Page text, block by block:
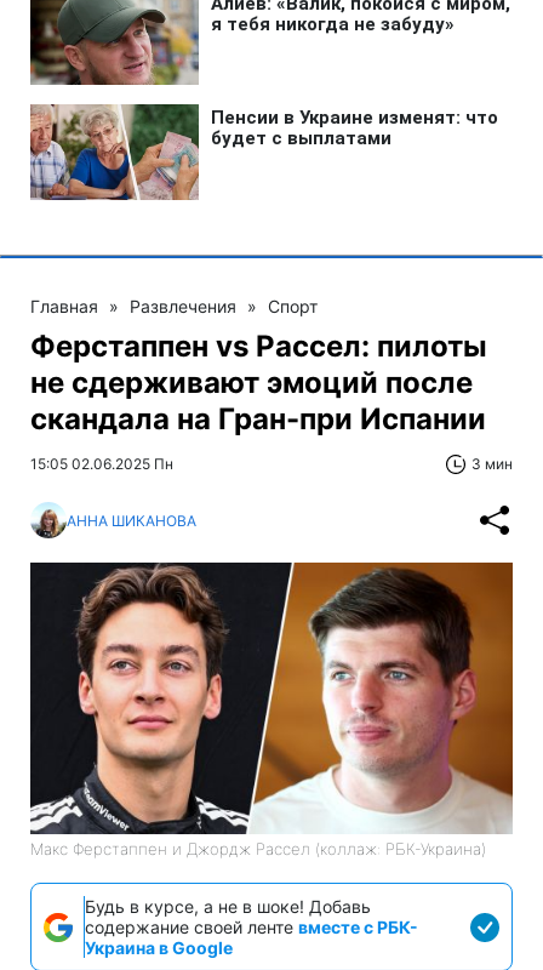
Главная » Развлечения » Спорт
Ферстаппен vs Рассел: пилоты
не сдерживают эмоций после
скандала на Гран-при Испании
15:05 02.06.2025 Пн 3 мин
АННА ШИКАНОВА
Макс Ферстаппен и Джордж Рассел (коллаж: РБК-Украина)
Будь в курсе, а не в шоке! Добавь
содержание своей ленте вместе с РБК-
Украина в Google